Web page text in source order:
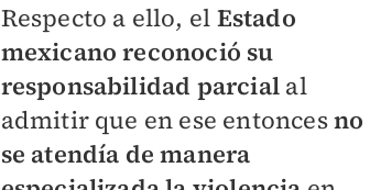
Respecto a ello, el Estado
mexicano reconoció su
responsabilidad parcial al
admitir que en ese entoncesno
se atendía de manera